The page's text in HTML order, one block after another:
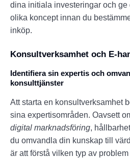
dina initiala investeringar och ge
olika koncept innan du
inköp.
Konsultverksamhet och E-
Identifiera sin expertis och
konsulttjänster
Att starta en konsultverksamhet
sina expertisområden. Oavsett
digital marknadsföring,
du omvandla din kunskap till
är att förstå vilken typ av